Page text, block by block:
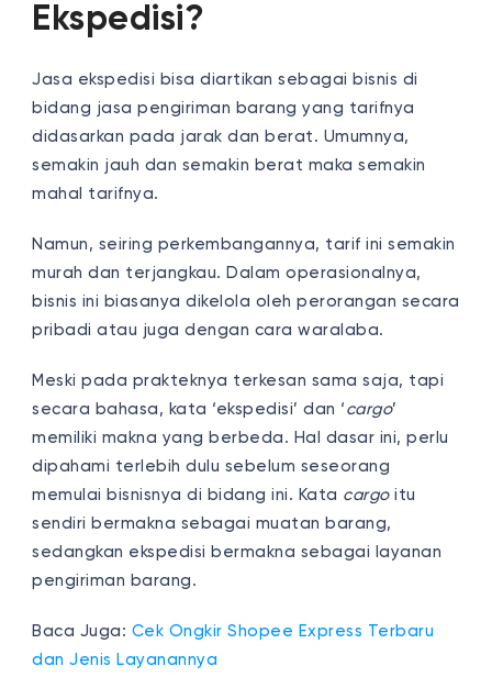
Ekspedisi?
Jasa ekspedisi bisa diartikan sebagai bisnis di
bidang jasa pengiriman barang yang tarifnya
didasarkan pada jarak dan berat. Umumnya,
semakin jauh dan semakin berat maka semakin
mahal tarifnya.
Namun, seiring perkembangannya, tarif ini semakin
murah dan terjangkau. Dalam operasionalnya,
bisnis ini biasanya dikelola oleh perorangan secara
pribadi atau juga dengan cara waralaba.
Meski pada prakteknya terkesan sama saja, tapi
secara bahasa, kata ‘ekspedisi’ dan ‘ cargo’
memiliki makna yang berbeda. Hal dasar ini, perlu
dipahami terlebih dulu sebelum seseorang
memulai bisnisnya di bidang ini. Kata cargoitu
sendiri bermakna sebagai muatan barang,
sedangkan ekspedisi bermakna sebagai layanan
pengiriman barang.
Baca Juga: Cek Ongkir Shopee Express Terbaru
dan Jenis Layanannya